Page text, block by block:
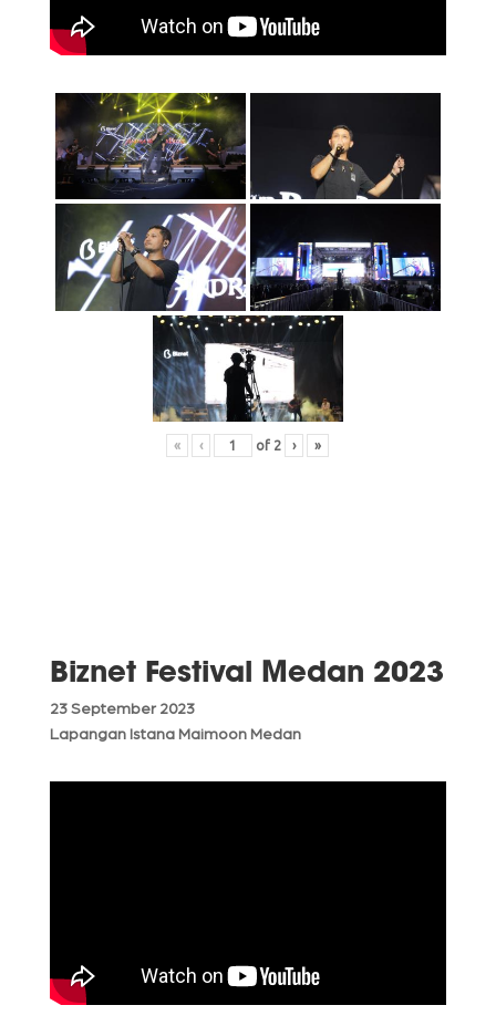
« ‹ of 2 › »
Biznet Festival Medan 2023
23 September 2023
Lapangan Istana Maimoon Medan